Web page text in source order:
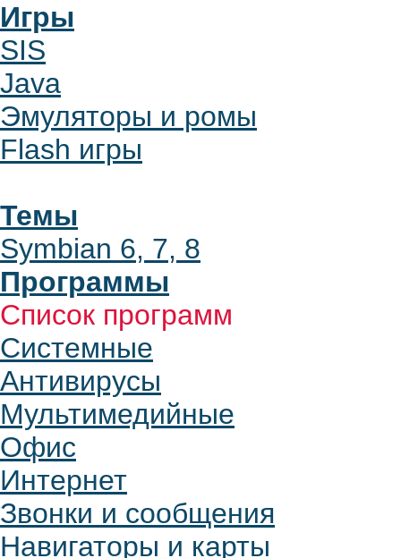
Игры
SIS
Java
Эмуляторы и ромы
Flash игры
Темы
Symbian 6, 7, 8
Программы
Список программ
Системные
Антивирусы
Мультимедийные
Офис
Интернет
Звонки и сообщения
Навигаторы и карты